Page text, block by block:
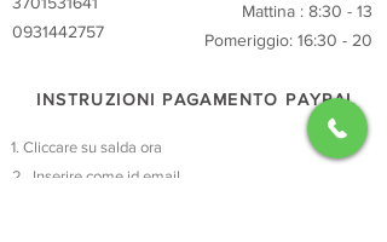
0931442757
Mattina : 8:30 - 13
Pomeriggio: 16:30 - 20
INSTRUZIONI PAGAMENTO PAYPAL
Cliccare su salda ora
Inserire come id email